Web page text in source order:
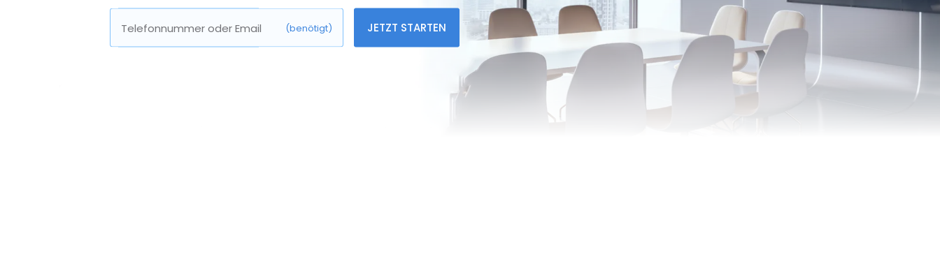
Telefonnummer oder Email (benötigt) JETZT STARTEN